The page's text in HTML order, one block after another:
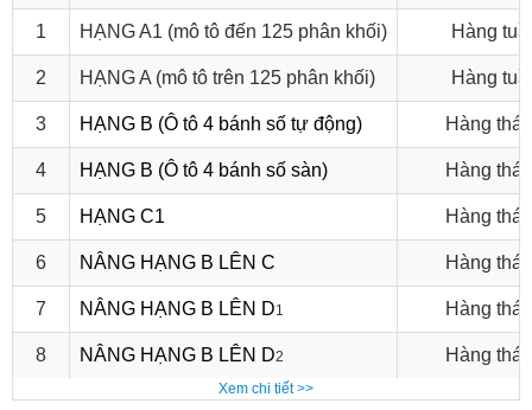
1 HẠNG A1 (mô tô đến 125 phân khối) Hàng
2 HẠNG A (mô tô trên 125 phân khối) Hàng
3 HẠNG B (Ô tô 4 bánh số tự động) Hàng
4 HẠNG B (Ô tô 4 bánh số sàn) Hàng
5 HẠNG C1 Hàng
6 NÂNG HẠNG B LÊN C Hàng
7 NÂNG HẠNG B LÊN D1 Hàng
8 NÂNG HẠNG B LÊN D2 Hàng
Xem chi tiết >>